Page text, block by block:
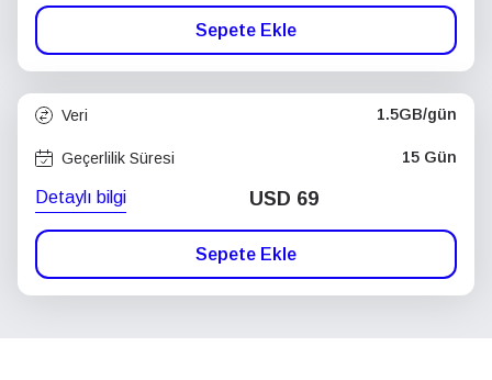
Sepete Ekle
Veri 1.5GB/gün
Geçerlilik Süresi 15 Gün
Detaylı bilgi USD 69
Sepete Ekle